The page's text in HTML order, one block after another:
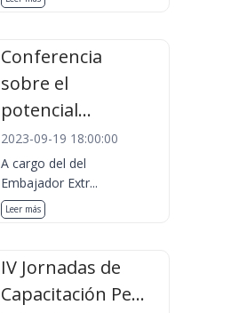
Conferencia
sobre el
potencial...
2023-09-19 18:00:00
A cargo del del
Embajador Extr...
Leer más
IV Jornadas de
Capacitación Pe...